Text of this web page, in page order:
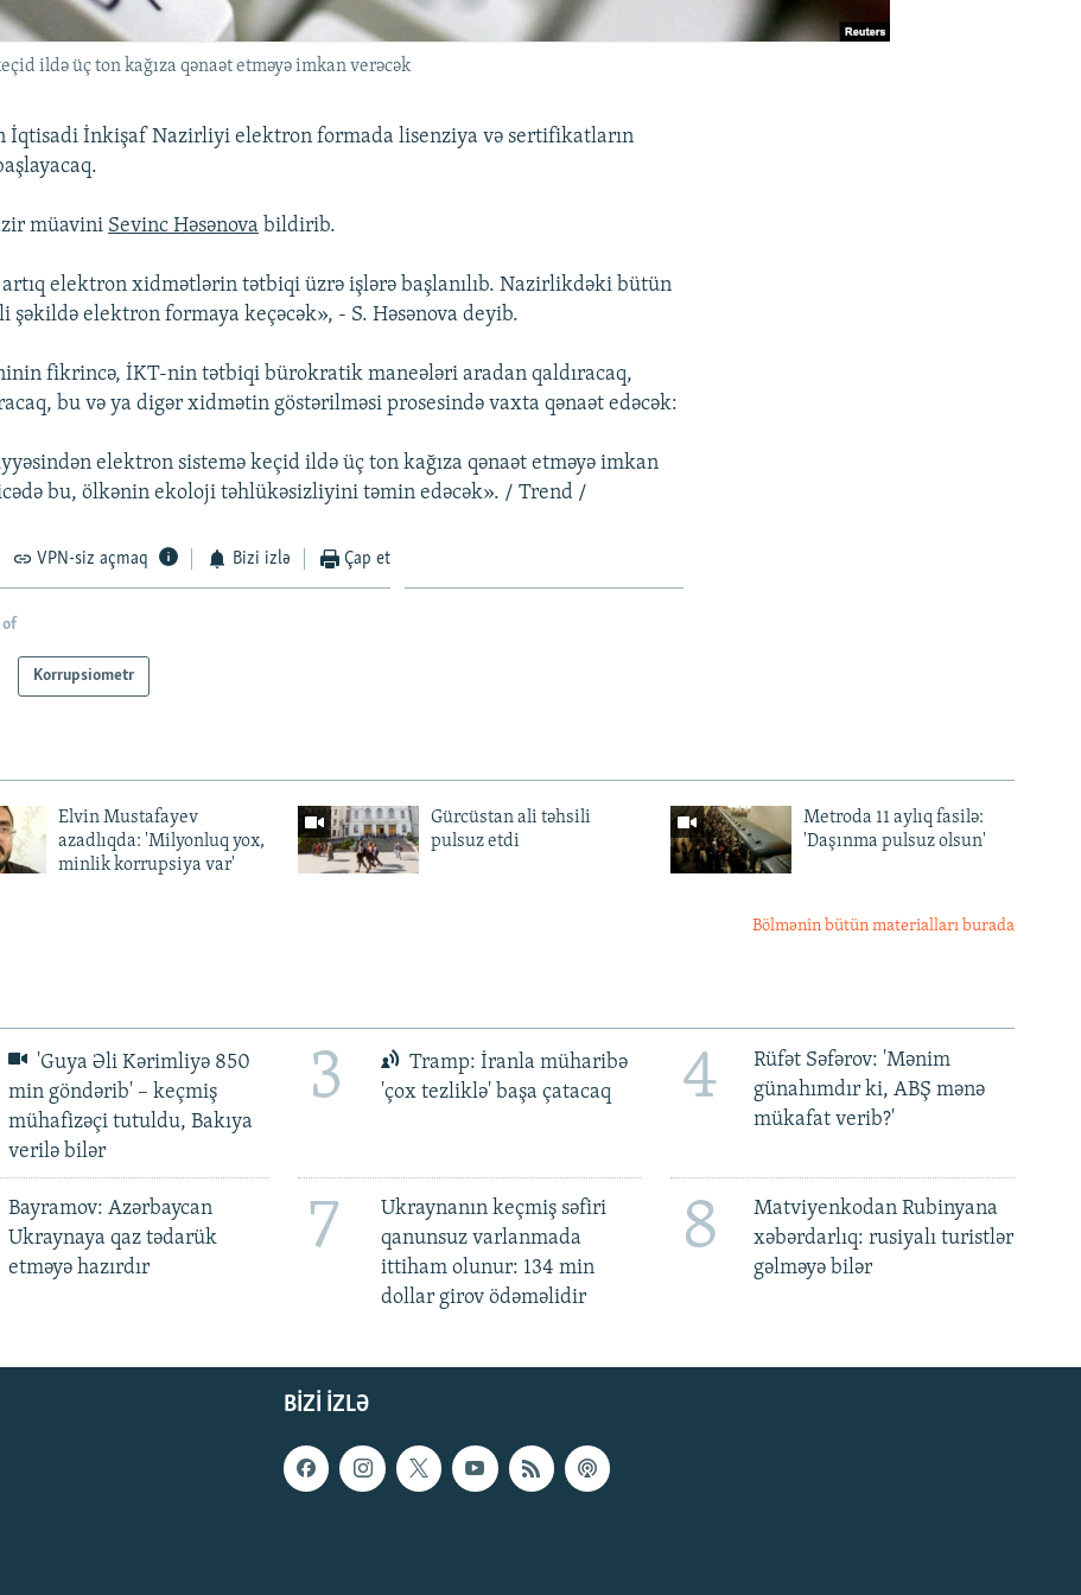
ildə üç ton kağıza qənaət etməyə imkan verəcək
İqtisadi İnkişaf Nazirliyi elektron formada lisenziya və sertifikatların
müavini Sevinc Həsənova bildirib.
elektron xidmətlərin tətbiqi üzrə işlərə başlanılıb. Nazirlikdəki bütün
şəkildə elektron formaya keçəcək», - S. Həsənova deyib.
fikrincə, İKT-nin tətbiqi bürokratik maneələri aradan qaldıracaq,
bu və ya digər xidmətin göstərilməsi prosesində vaxta qənaət edəcək:
elektron sistemə keçid ildə üç ton kağıza qənaət etməyə imkan
bu, ölkənin ekoloji təhlükəsizliyini təmin edəcək». / Trend /
VPN-siz açmaq Bizi izlə Çap et
of
Korrupsiometr
Elvin Mustafayev
azadlıqda: 'Milyonluq yox,
minlik korrupsiya var'
Gürcüstan ali təhsili
pulsuz etdi
Metroda 11 aylıq fasilə:
'Daşınma pulsuz olsun'
Bölmənin bütün materialları burada
'Guya Əli Kərimliyə 850
min göndərib' – keçmiş
mühafizəçi tutuldu, Bakıya
verilə bilər
3
Tramp: İranla müharibə
'çox tezliklə' başa çatacaq
4
Rüfət Səfərov: 'Mənim
günahımdır ki, ABŞ mənə
mükafat verib?'
Bayramov: Azərbaycan
Ukraynaya qaz tədarük
etməyə hazırdır
7
Ukraynanın keçmiş səfiri
qanunsuz varlanmada
ittiham olunur: 134 min
dollar girov ödəməlidir
8
Matviyenkodan Rubinyana
xəbərdarlıq: rusiyalı turistlər
gəlməyə bilər
BIZI IZLƏ